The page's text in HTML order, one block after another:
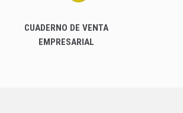
CUADERNO DE VENTA
EMPRESARIAL